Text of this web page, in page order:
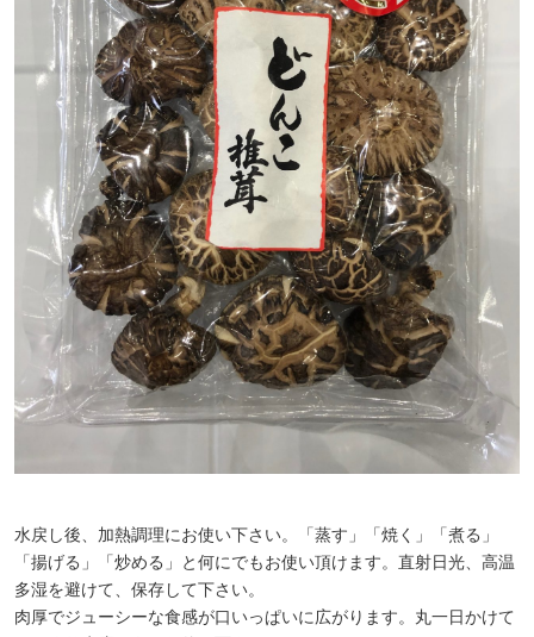
水戻し後、加熱調理にお使い下さい。「蒸す」「焼く」「煮る」
「揚げる」「炒める」と何にでもお使い頂けます。直射日光、高温
多湿を避けて、保存して下さい。
肉厚でジューシーな食感が口いっぱいに広がります。丸一日かけて